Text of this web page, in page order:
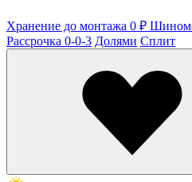
Хранение до монтажа 0 ₽
Рассрочка 0-0-3 Долями Сплит